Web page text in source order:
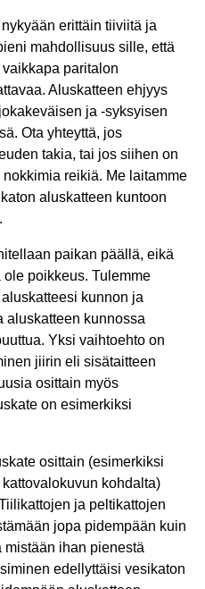
erittäin tiiviitä ja
mahdollisuus sille, että
paritalon
Aluskatteen ehjyys
ja -syksyisen
Ota yhteyttä, jos
takia, tai jos siihen on
reikiä. Me laitamme
aluskatteen kuntoon
paikan päällä, eikä
poikkeus. Tulemme
kunnon ja
aluskatteen kunnossa
Yksi vaihtoehto on
jiirin eli sisätaitteen
osittain myös
on esimerkiksi
osittain (esimerkiksi
kohdalta)
ja peltikattojen
jopa pidempään kuin
ihan pienestä
edellyttäisi vesikaton